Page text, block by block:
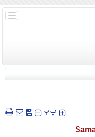
باز
والسعودية إذا تجاوزت خطوط طهران
‍‍‍ پپ